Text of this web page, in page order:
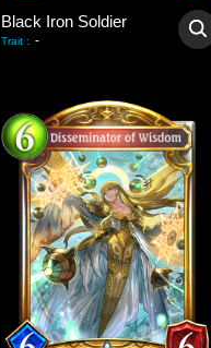
Black Iron Soldier
Trait : -